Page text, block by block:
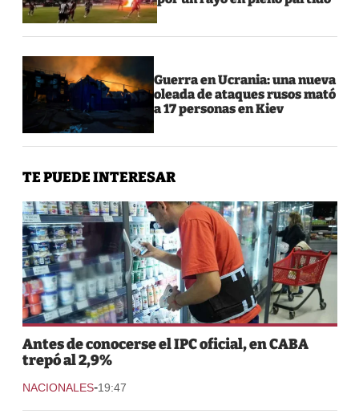
Guerra en Ucrania: una nueva
oleada de ataques rusos mató
a 17 personas en Kiev
TE PUEDE INTERESAR
Antes de conocerse el IPC oficial, en CABA
trepó al 2,9%
NACIONALES-19:47